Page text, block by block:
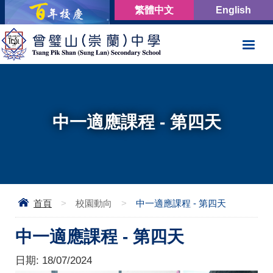
English
繁體中文
中一適應課程 - 第四天
首頁 > 校園動向 > 中一適應課程 - 第四天
中一適應課程 - 第四天
日期: 18/07/2024